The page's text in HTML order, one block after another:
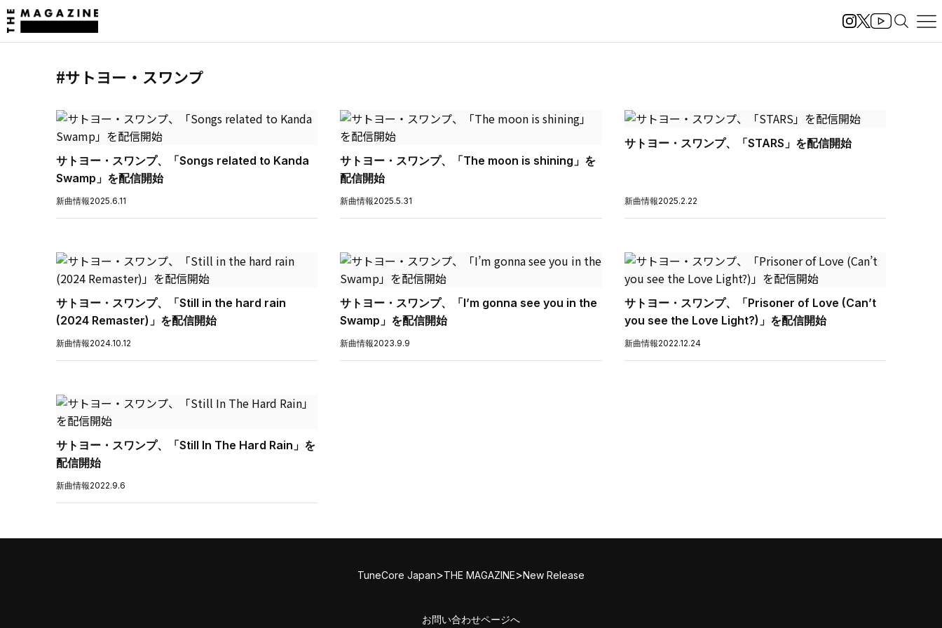
#サトヨー・スワンプ
サトヨー・スワンプ、「Songs related to Kanda
Swamp」を配信開始
新曲情報2025.6.11
サトヨー・スワンプ、「The moon is shining」を
配信開始
新曲情報2025.5.31
サトヨー・スワンプ、「STARS」を配信開始
新曲情報2025.2.22
サトヨー・スワンプ、「Still in the hard rain
(2024 Remaster)」を配信開始
新曲情報2024.10.12
サトヨー・スワンプ、「I’m gonna see you in the
Swamp」を配信開始
新曲情報2023.9.9
サトヨー・スワンプ、「Prisoner of Love (Can’t
you see the Love Light?)」を配信開始
新曲情報2022.12.24
サトヨー・スワンプ、「Still In The Hard Rain」を
配信開始
新曲情報2022.9.6
TuneCore Japan>THE MAGAZINE>New Release
お問い合わせページへ